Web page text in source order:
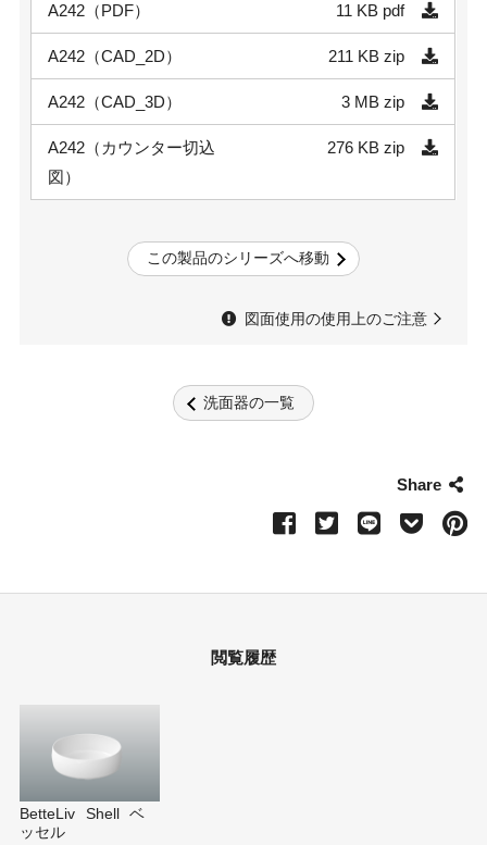
A242（PDF） 11 KB pdf
A242（CAD_2D） 211 KB zip
A242（CAD_3D） 3 MB zip
A242（カウンター切込
図）
276 KB zip
この製品のシリーズへ移動
図面使用の使用上のご注意
洗面器の一覧
Share
閲覧履歴
BetteLiv Shell ベ
ッセル